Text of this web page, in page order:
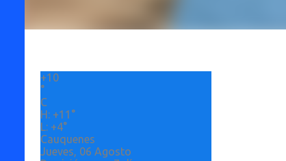
+10
°
C
H: +11°
L: +4°
Cauquenes
Jueves, 06 Agosto